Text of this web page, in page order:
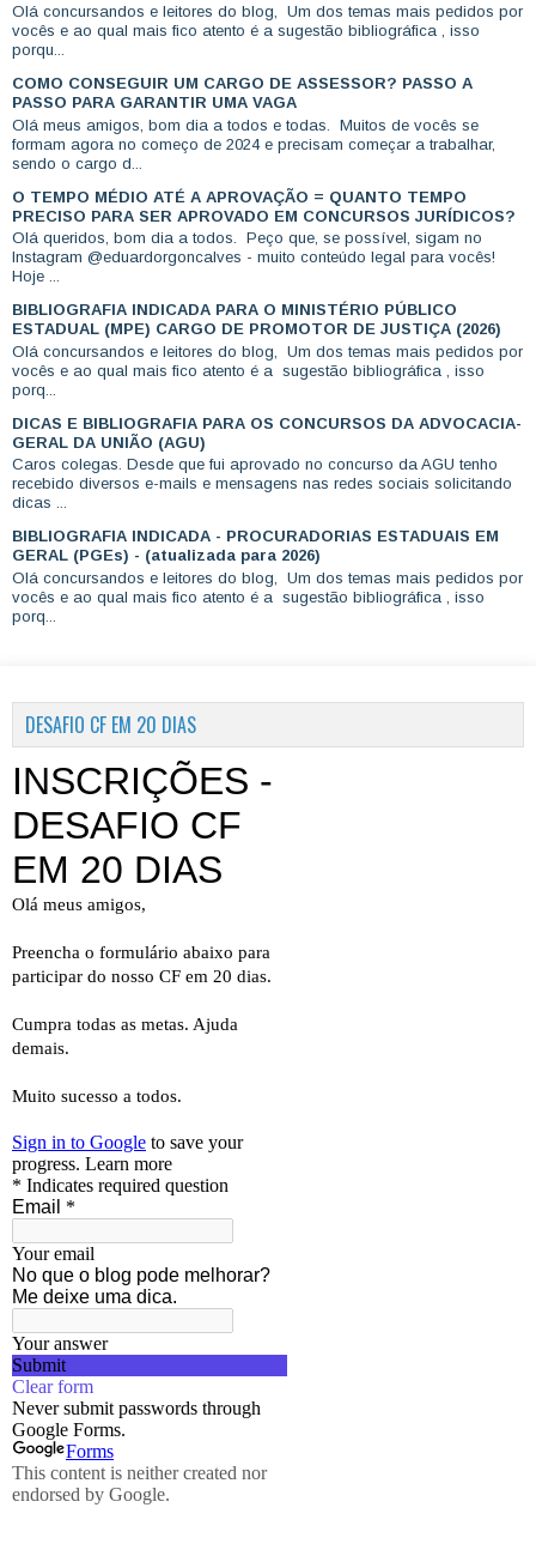
Olá concursandos e leitores do blog, Um dos temas mais pedidos por
vocês e ao qual mais fico atento é a sugestão bibliográfica , isso
porqu...
COMO CONSEGUIR UM CARGO DE ASSESSOR? PASSO A
PASSO PARA GARANTIR UMA VAGA
Olá meus amigos, bom dia a todos e todas. Muitos de vocês se
formam agora no começo de 2024 e precisam começar a trabalhar,
sendo o cargo d...
O TEMPO MÉDIO ATÉ A APROVAÇÃO = QUANTO TEMPO
PRECISO PARA SER APROVADO EM CONCURSOS JURÍDICOS?
Olá queridos, bom dia a todos. Peço que, se possível, sigam no
Instagram @eduardorgoncalves - muito conteúdo legal para vocês!
Hoje ...
BIBLIOGRAFIA INDICADA PARA O MINISTÉRIO PÚBLICO
ESTADUAL (MPE) CARGO DE PROMOTOR DE JUSTIÇA (2026)
Olá concursandos e leitores do blog, Um dos temas mais pedidos por
vocês e ao qual mais fico atento é a sugestão bibliográfica , isso
porq...
DICAS E BIBLIOGRAFIA PARA OS CONCURSOS DA ADVOCACIA-
GERAL DA UNIÃO (AGU)
Caros colegas. Desde que fui aprovado no concurso da AGU tenho
recebido diversos e-mails e mensagens nas redes sociais solicitando
dicas ...
BIBLIOGRAFIA INDICADA - PROCURADORIAS ESTADUAIS EM
GERAL (PGEs) - (atualizada para 2026)
Olá concursandos e leitores do blog, Um dos temas mais pedidos por
vocês e ao qual mais fico atento é a sugestão bibliográfica , isso
porq...
DESAFIO CF EM 20 DIAS